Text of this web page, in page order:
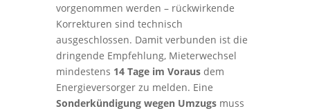
vorgenommen werden – rückwirkende
Korrekturen sind technisch
ausgeschlossen. Damit verbunden ist die
dringende Empfehlung, Mieterwechsel
mindestens 14 Tage im Vorausdem
Energieversorger zu melden. Eine
Sonderkündigung wegen Umzugsmuss